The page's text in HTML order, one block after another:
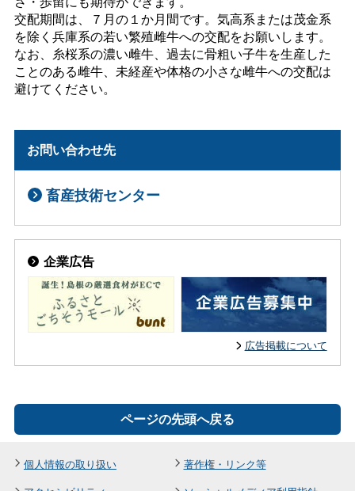
交配期間は、７月の１か月間です。気高系または茂金系
を除く兵庫系の若い繁殖雌牛への交配をお願いします。
なお、糸桜系の濃い雌牛、過去に骨粗い子牛を生産した
ことのある雌牛、未経産や体格の小さな雌牛への交配は
避けてください。
お問い合わせ先
畜産技術センター
企業広告
広告掲載について
ページの先頭へ戻る
個人情報の取り扱い
著作権・リンク等